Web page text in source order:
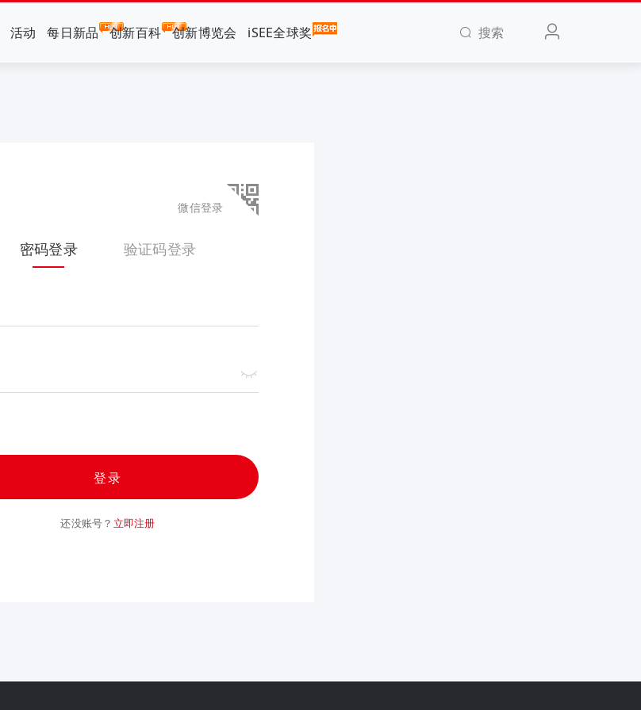
活动 每日新品 创新百科 创新博览会 iSEE全球奖 搜索
微信登录
密码登录 验证码登录
登录
还没账号？ 立即注册